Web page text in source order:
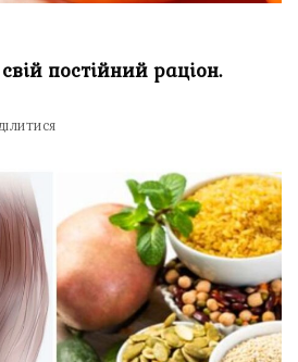
постійний раціон.